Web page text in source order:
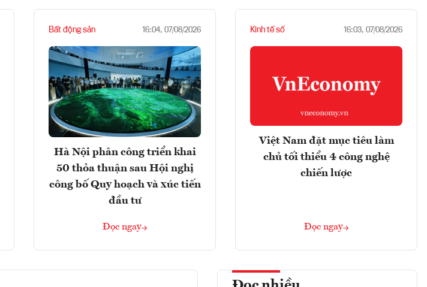
Bất động sản 16:04, 07/08/2026
Hà Nội phân công triển khai
50 thỏa thuận sau Hội nghị
công bố Quy hoạch và xúc tiến
đầu tư
Đọc ngay
Kinh tế số 16:03, 07/08/2026
Việt Nam đặt mục tiêu làm
chủ tối thiểu 4 công nghệ
chiến lược
Đọc ngay